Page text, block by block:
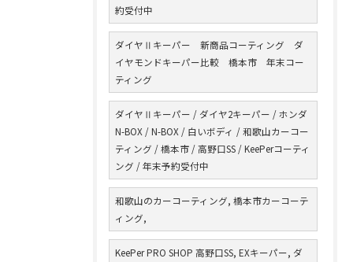
約受付中
ダイヤⅡキーパー 新商品コーティング ダ
イヤモンドキーパー比較 橋本市 年末コー
ティング
ダイヤⅡキーパー / ダイヤ2キーパー / ホンダ
N-BOX / N-BOX / 白いボディ / 和歌山カーコー
ティング / 橋本市 / 高野口SS / KeePerコーティ
ング / 年末予約受付中
和歌山のカーコーティング, 橋本市カーコーテ
ィング,
KeePer PRO SHOP 高野口SS, EXキーパー, ダ